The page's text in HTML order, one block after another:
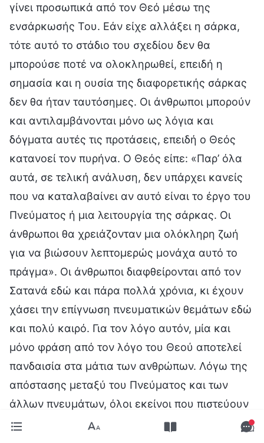
γίνει προσωπικά από τον Θεό μέσω της
ενσάρκωσής Του. Εάν είχε αλλάξει η σάρκα,
τότε αυτό το στάδιο του σχεδίου δεν θα
μπορούσε ποτέ να ολοκληρωθεί, επειδή η
σημασία και η ουσία της διαφορετικής σάρκας
δεν θα ήταν ταυτόσημες. Οι άνθρωποι μπορούν
και αντιλαμβάνονται μόνο ως λόγια και
δόγματα αυτές τις προτάσεις, επειδή ο Θεός
κατανοεί τον πυρήνα. Ο Θεός είπε: «Παρ’ όλα
αυτά, σε τελική ανάλυση, δεν υπάρχει κανείς
που να καταλαβαίνει αν αυτό είναι το έργο του
Πνεύματος ή μια λειτουργία της σάρκας. Οι
άνθρωποι θα χρειάζονταν μια ολόκληρη ζωή
για να βιώσουν λεπτομερώς μονάχα αυτό το
πράγμα». Οι άνθρωποι διαφθείρονται από τον
Σατανά εδώ και πάρα πολλά χρόνια, κι έχουν
χάσει την επίγνωση πνευματικών θεμάτων εδώ
και πολύ καιρό. Για τον λόγο αυτόν, μία και
μόνο φράση από τον λόγο του Θεού αποτελεί
πανδαισία στα μάτια των ανθρώπων. Λόγω της
απόστασης μεταξύ του Πνεύματος και των
άλλων πνευμάτων, όλοι εκείνοι που πιστεύουν
στον Θεό νιώθουν λαχτάρα γι’ Αυτόν, και είναι